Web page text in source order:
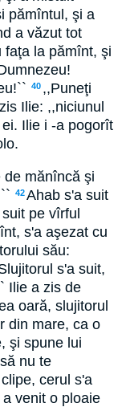
pămîntul, şi a
a văzut tot
faţa la pămînt, şi
40 ,,Puneţi
Ilie: ,,niciunul
Ilie i -a pogorît
de mănîncă şi
42Ahab s'a suit
pe vîrful
s'a aşezat cu
său:
s'a suit,
Ilie a zis de
oară, slujitorul
din mare, ca o
şi spune lui
nu te
cerul s'a
venit o ploaie